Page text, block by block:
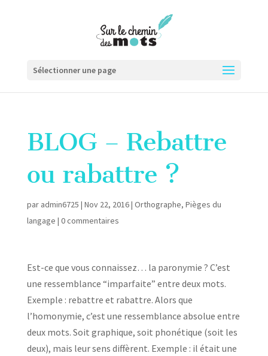
Sélectionner une page
BLOG – Rebattre
ou rabattre ?
par admin6725 | Nov 22, 2016| Orthographe, Pièges du
langage | 0 commentaires
Est-ce que vous connaissez… la paronymie ? C’est
une ressemblance “imparfaite” entre deux mots.
Exemple : rebattre et rabattre. Alors que
l’homonymie, c’est une ressemblance absolue entre
deux mots. Soit graphique, soit phonétique (soit les
deux), mais leur sens diffèrent. Exemple : il était une